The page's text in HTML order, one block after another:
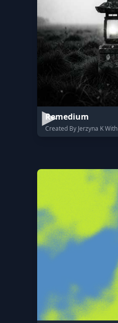
Remedium
Created By Jerzyna K With